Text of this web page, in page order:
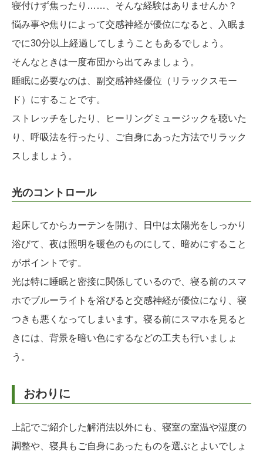
寝付けず焦ったり……、そんな経験はありませんか？
悩み事や焦りによって交感神経が優位になると、入眠ま
でに30分以上経過してしまうこともあるでしょう。
そんなときは一度布団から出てみましょう。
睡眠に必要なのは、副交感神経優位（リラックスモー
ド）にすることです。
ストレッチをしたり、ヒーリングミュージックを聴いた
り、呼吸法を行ったり、ご自身にあった方法でリラック
スしましょう。
光のコントロール
起床してからカーテンを開け、日中は太陽光をしっかり
浴びて、夜は照明を暖色のものにして、暗めにすること
がポイントです。
光は特に睡眠と密接に関係しているので、寝る前のスマ
ホでブルーライトを浴びると交感神経が優位になり、寝
つきも悪くなってしまいます。寝る前にスマホを見ると
きには、背景を暗い色にするなどの工夫も行いましょ
う。
おわりに
上記でご紹介した解消法以外にも、寝室の室温や湿度の
調整や、寝具もご自身にあったものを選ぶとよいでしょ